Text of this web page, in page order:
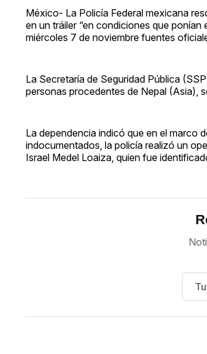
México- La Policía Federal mexicana
en un tráiler “en condiciones que
miércoles 7 de noviembre fuentes
La Secretaría de Seguridad Pública
personas procedentes de Nepal (Asia),
La dependencia indicó que en el marco
indocumentados, la policía realizó un
Israel Medel Loaiza, quien fue